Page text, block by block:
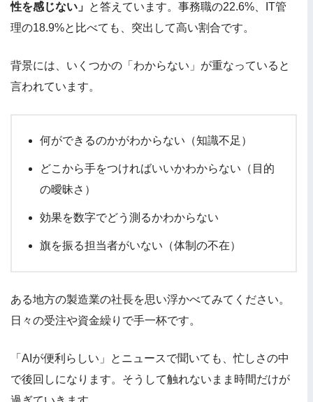
性を感じない」 と答えています。事務職の22.6%、IT管
理の18.9%と比べても、突出して高い割合です。
背景には、いくつかの「わからない」が重なっていると
言われています。
何ができるのかがわからない（知識不足）
どこから手をつければいいかわからない（目的
の曖昧さ）
効果を数字でどう測るかわからない
旗を振る担当者がいない（体制の不在）
ある地方の製造業の社長を思い浮かべてみてください。
日々の受注や資金繰りで手一杯です。
「AIが便利らしい」とニュースで聞いても、忙しさの中
で後回しになります。そうして触れないまま時間だけが